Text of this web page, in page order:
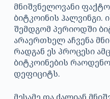
მნიშვნელოვანი
ბიტკოინის
შემდგომ პერიოდში
არაერთხელ აჩვენა
რადგან ეს პროცესი
ბიტკოინების
დეფიციტს.